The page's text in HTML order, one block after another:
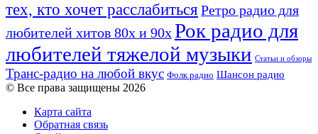
тех, кто хочет расслабиться Ретро радио для
любителей хитов 80х и 90хРок радио для
любителей тяжелой музыки Статьи и обзоры
Транс-радио на любой вкус Фолк радио Шансон радио
© Все права защищены 2026
Карта сайта
Обратная связь